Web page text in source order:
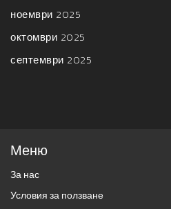
ноември 2025
октомври 2025
септември 2025
Меню
За нас
Условия за ползване